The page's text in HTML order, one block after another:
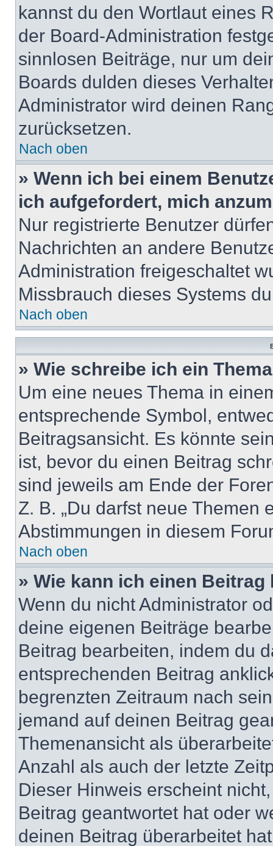
kannst du den Wortlaut eines
der Board-Administration
sinnlosen Beiträge, nur um
Boards dulden dieses
Administrator wird deinen
zurücksetzen.
Nach oben
» Wenn ich bei einem
ich aufgefordert, mich
Nur registrierte Benutzer
Nachrichten an andere
Administration freigeschaltet
Missbrauch dieses Systems
Nach oben
» Wie schreibe ich ein
Um eine neues Thema in
entsprechende Symbol,
Beitragsansicht. Es könnte
ist, bevor du einen Beitrag
sind jeweils am Ende der
Z. B. „Du darfst neue Themen
Abstimmungen in diesem
Nach oben
» Wie kann ich einen
Wenn du nicht Administrator
deine eigenen Beiträge
Beitrag bearbeiten, indem du
entsprechenden Beitrag
begrenzten Zeitraum nach
jemand auf deinen Beitrag
Themenansicht als
Anzahl als auch der letzte
Dieser Hinweis erscheint
Beitrag geantwortet hat oder
deinen Beitrag überarbeitet